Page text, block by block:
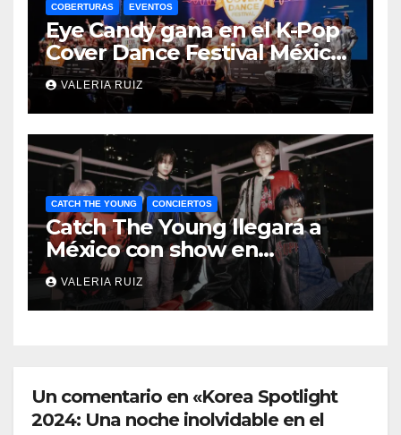
COBERTURAS EVENTOS
Eye Candy gana en el K-Pop
Cover Dance Festival México
2026
VALERIA RUIZ
CATCH THE YOUNG CONCIERTOS
Catch The Young llegará a
México con show en
septiembre
VALERIA RUIZ
Un comentario en «Korea Spotlight
2024: Una noche inolvidable en el